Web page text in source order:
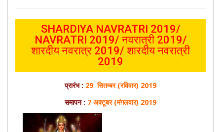
SHARDIYA NAVRATRI 2019/
NAVRATRI 2019/ नवरात्री 2019/
शारदीय नवरात्र 2019/ शारदीय नवरात्री
2019
प्रारंभ : 29 सितम्बर (रविवार) 2019
समापन : 7 अक्टूबर (मंगलवार) 2019